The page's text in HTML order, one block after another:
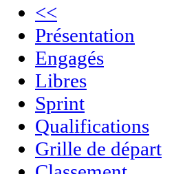
<<
Présentation
Engagés
Libres
Sprint
Qualifications
Grille de départ